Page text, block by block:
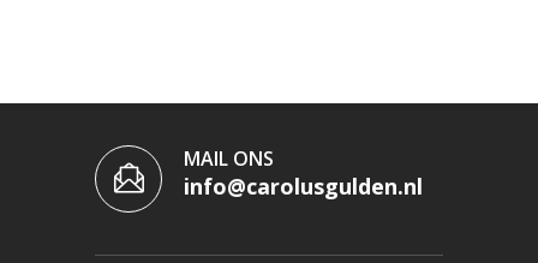
MAIL ONS
info@carolusgulden.nl